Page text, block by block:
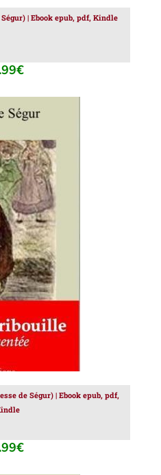
| Ebook epub, pdf, Kindle
€
DÉTAILS
de Ségur) | Ebook epub, pdf,
€